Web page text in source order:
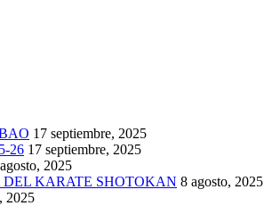
17 septiembre, 2025
26 17 septiembre, 2025
2025
KARATE SHOTOKAN 8 agosto, 2025
2025